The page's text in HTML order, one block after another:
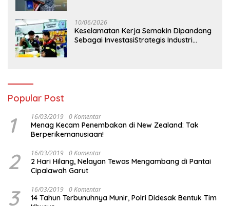
10/06/2026
Keselamatan Kerja Semakin Dipandang
Sebagai InvestasiStrategis Industri
Popular Post
1 16/03/2019 0 Komentar
Menag Kecam Penembakan di New Zealand: Tak
Berperikemanusiaan!
2 16/03/2019 0 Komentar
2 Hari Hilang, Nelayan Tewas Mengambang di Pantai
Cipalawah Garut
3 16/03/2019 0 Komentar
14 Tahun Terbunuhnya Munir, Polri Didesak Bentuk Tim